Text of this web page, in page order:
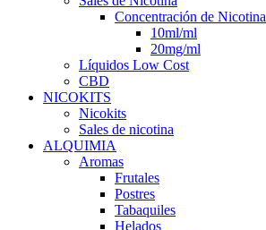
Concentración de Nicotina
10ml/ml
20mg/ml
Líquidos Low Cost
CBD
NICOKITS
Nicokits
Sales de nicotina
ALQUIMIA
Aromas
Frutales
Postres
Tabaquiles
Helados